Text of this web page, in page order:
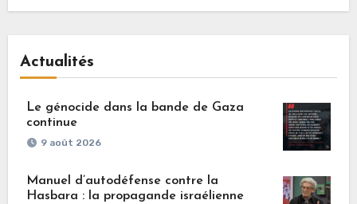
Actualités
Le génocide dans la bande de Gaza
continue
9 août 2026
Manuel d’autodéfense contre la
Hasbara : la propagande israélienne